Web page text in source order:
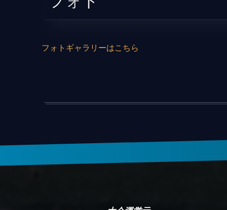
フォトギャラリーはこちら